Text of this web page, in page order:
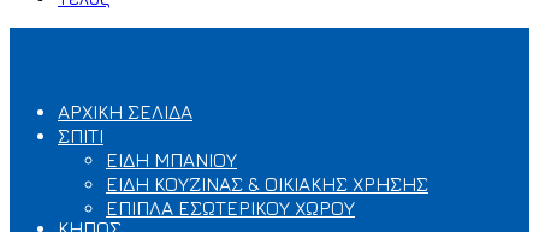
ΑΡΧΙΚΗ ΣΕΛΙΔΑ
ΣΠΙΤΙ
ΕΙΔΗ ΜΠΑΝΙΟΥ
ΕΙΔΗ ΚΟΥΖΙΝΑΣ & ΟΙΚΙΑΚΗΣ ΧΡΗΣΗΣ
ΕΠΙΠΛΑ ΕΣΩΤΕΡΙΚΟΥ ΧΩΡΟΥ